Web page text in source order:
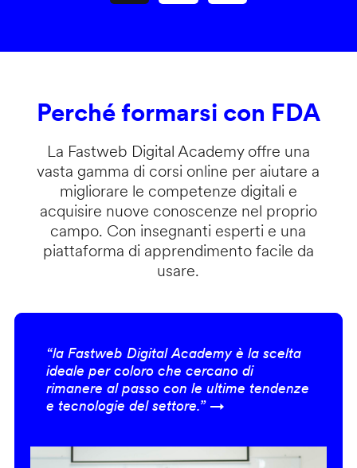
Perché formarsi con FDA
La Fastweb Digital Academy offre una
vasta gamma di corsi online per aiutare a
migliorare le competenze digitali e
acquisire nuove conoscenze nel proprio
campo. Con insegnanti esperti e una
piattaforma di apprendimento facile da
usare.
“la Fastweb Digital Academy è la scelta
ideale per coloro che cercano di
rimanere al passo con le ultime tendenze
e tecnologie del settore.” →